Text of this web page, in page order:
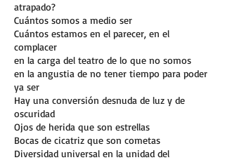
atrapado?
Cuántos somos a medio ser
Cuántos estamos en el parecer, en el
complacer
en la carga del teatro de lo que no somos
en la angustia de no tener tiempo para poder
ya ser
Hay una conversión desnuda de luz y de
oscuridad
Ojos de herida que son estrellas
Bocas de cicatriz que son cometas
Diversidad universal en la unidad del